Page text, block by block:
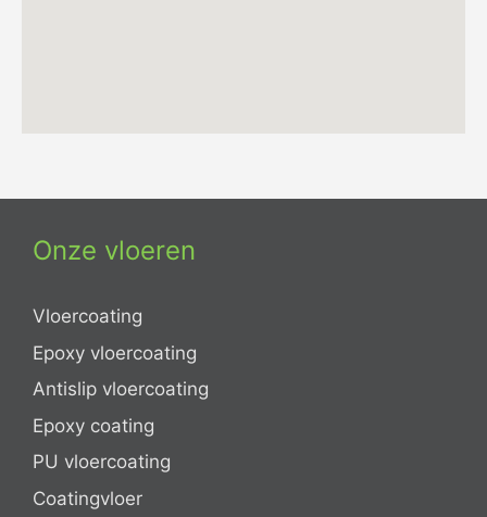
Onze vloeren
Vloercoating
Epoxy vloercoating
Antislip vloercoating
Epoxy coating
PU vloercoating
Coatingvloer